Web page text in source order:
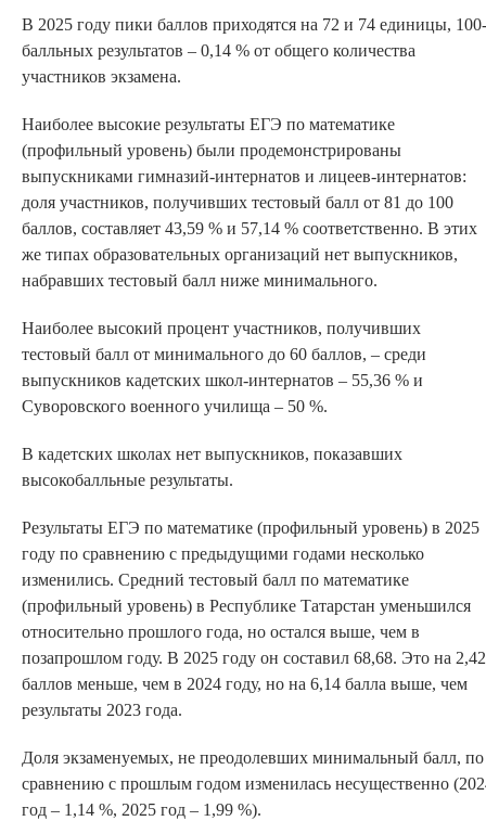
В 2025 году пики баллов приходятся на 72 и 74 единицы, 100-
балльных результатов – 0,14 % от общего количества
участников экзамена.
Наиболее высокие результаты ЕГЭ по математике
(профильный уровень) были продемонстрированы
выпускниками гимназий-интернатов и лицеев-интернатов:
доля участников, получивших тестовый балл от 81 до 100
баллов, составляет 43,59 % и 57,14 % соответственно. В этих
же типах образовательных организаций нет выпускников,
набравших тестовый балл ниже минимального.
Наиболее высокий процент участников, получивших
тестовый балл от минимального до 60 баллов, – среди
выпускников кадетских школ-интернатов – 55,36 % и
Суворовского военного училища – 50 %.
В кадетских школах нет выпускников, показавших
высокобалльные результаты.
Результаты ЕГЭ по математике (профильный уровень) в 2025
году по сравнению с предыдущими годами несколько
изменились. Средний тестовый балл по математике
(профильный уровень) в Республике Татарстан уменьшился
относительно прошлого года, но остался выше, чем в
позапрошлом году. В 2025 году он составил 68,68. Это на 2,42
баллов меньше, чем в 2024 году, но на 6,14 балла выше, чем
результаты 2023 года.
Доля экзаменуемых, не преодолевших минимальный балл, по
сравнению с прошлым годом изменилась несущественно
год – 1,14 %, 2025 год – 1,99 %).